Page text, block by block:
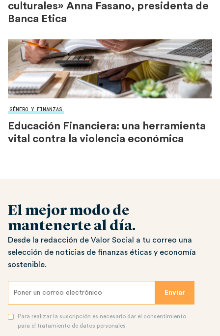
culturales» Anna Fasano, presidenta de
Banca Etica
GÉNERO Y FINANZAS
Educación Financiera: una herramienta
vital contra la violencia económica
El mejor modo de
mantenerte al día.
Desde la redacción de Valor Social a tu correo una
selección de noticias de finanzas éticas y economía
sostenible.
Para realizar la suscripción es necesario dar el consentimiento
para el tratamiento de datos personales